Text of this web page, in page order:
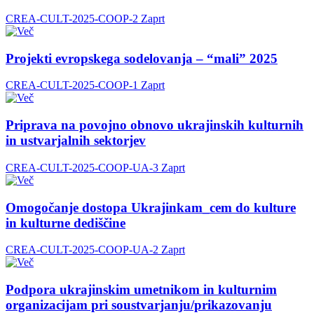
CREA-CULT-2025-COOP-2 Zaprt
Projekti evropskega sodelovanja – “mali” 2025
CREA-CULT-2025-COOP-1 Zaprt
Priprava na povojno obnovo ukrajinskih kulturnih
in ustvarjalnih sektorjev
CREA-CULT-2025-COOP-UA-3 Zaprt
Omogočanje dostopa Ukrajinkam_cem do kulture
in kulturne dediščine
CREA-CULT-2025-COOP-UA-2 Zaprt
Podpora ukrajinskim umetnikom in kulturnim
organizacijam pri soustvarjanju/prikazovanju